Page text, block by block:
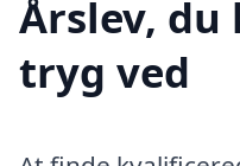
Årslev,
tryg ved